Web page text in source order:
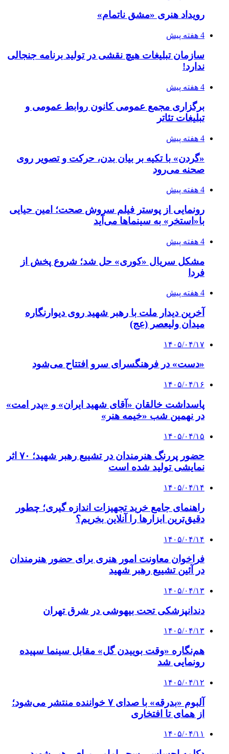
رویداد هنری «مشق ناتمام»
4 هفته پیش
سازمان تبلیغات هیچ نقشی در تولید برنامه جنجالی
ندارد!
4 هفته پیش
برگزاری مجمع عمومی کانون روابط عمومی و
تبلیغات تئاتر
4 هفته پیش
«گردن» با تکیه بر بیان بدن، حرکت و تصویر روی
صحنه می‌رود
4 هفته پیش
رونمایی از پوستر فیلم سروش صحت؛ امین حیایی
با«استخر» به سینماها می‌آید
4 هفته پیش
مشکل سریال «کوری» حل شد؛ شروع پخش از
فردا
4 هفته پیش
آخرین دیدار ملت با رهبر شهید روی دیوارنگاره
میدان ولیعصر (عج)
۱۴۰۵/۰۴/۱۷
«دست» در فرهنگسرای سرو افتتاح می‌شود
۱۴۰۵/۰۴/۱۶
پاسداشت خالقان «آقای شهید ایران» و «پدر امت»
در نهمین شب «خیمه هنر»
۱۴۰۵/۰۴/۱۵
حضور پررنگ هنرمندان در تشییع رهبر شهید؛ ۷۰ اثر
نمایشی تولید شده است
۱۴۰۵/۰۴/۱۴
راهنمای جامع خرید تجهیزات اندازه گیری؛ چطور
دقیق‌ترین ابزارها را آنلاین بخریم؟
۱۴۰۵/۰۴/۱۴
فراخوان معاونت امور هنری برای حضور هنرمندان
در آئین تشییع رهبر شهید
۱۴۰۵/۰۴/۱۳
دندانپزشکی تحت بیهوشی در شرق تهران
۱۴۰۵/۰۴/۱۳
هم‌نگاره «وقت بوییدن گل» مقابل سینما سپیده
رونمایی شد
۱۴۰۵/۰۴/۱۲
آلبوم «بدرقه» با صدای ۷ خواننده منتشر می‌شود؛
از همای تا افتخاری
۱۴۰۵/۰۴/۱۱